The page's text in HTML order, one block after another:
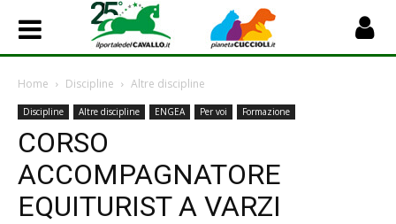
Home Discipline Altre discipline
Discipline Altre discipline ENGEA Per voi Formazione
CORSO
ACCOMPAGNATORE
EQUITURIST A VARZI